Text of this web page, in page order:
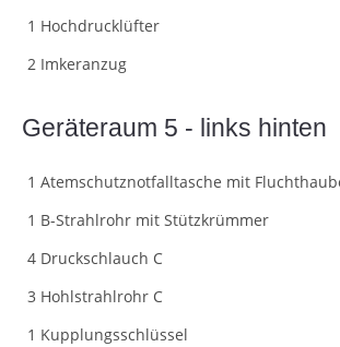
1 Hochdrucklüfter
2 Imkeranzug
Geräteraum 5 - links hinten
1 Atemschutznotfalltasche mit
1 B-Strahlrohr mit Stützkrümmer
4 Druckschlauch C
3 Hohlstrahlrohr C
1 Kupplungsschlüssel